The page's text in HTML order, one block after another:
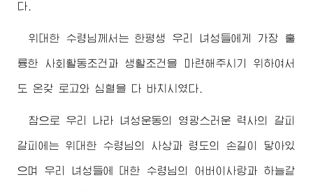
다.
위대한 수령님께서 는 한평생 우리 녀성들에게 가장 훌
륭한 사회활동조건과 생활조건을 마련해주시기 위하여서
도 온갖 로고와 심혈을 다 바치시였다.
참으로 우리 나라 녀성운동의 영광스러운 력사의 갈피
갈피에는 위대한 수령님 의 사상과 령도의 손길이 닿아있
으며 우리 녀성들에 대한 수령님의 어버이 사랑과 하늘같